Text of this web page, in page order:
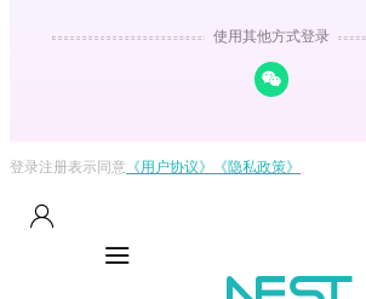
使用其他方式登录
登录注册表示同意 《用户协议》 《隐私政策》